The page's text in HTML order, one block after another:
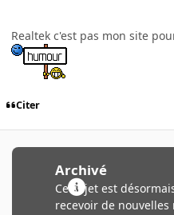
Realtek c'est pas mon site
Citer
Archivé
Ce sujet est
recevoir de nouvelles